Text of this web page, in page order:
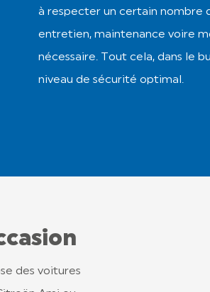
à respecter un certain nombre
entretien, maintenance voire
nécessaire. Tout cela, dans le
niveau de sécurité optimal.
des voitures